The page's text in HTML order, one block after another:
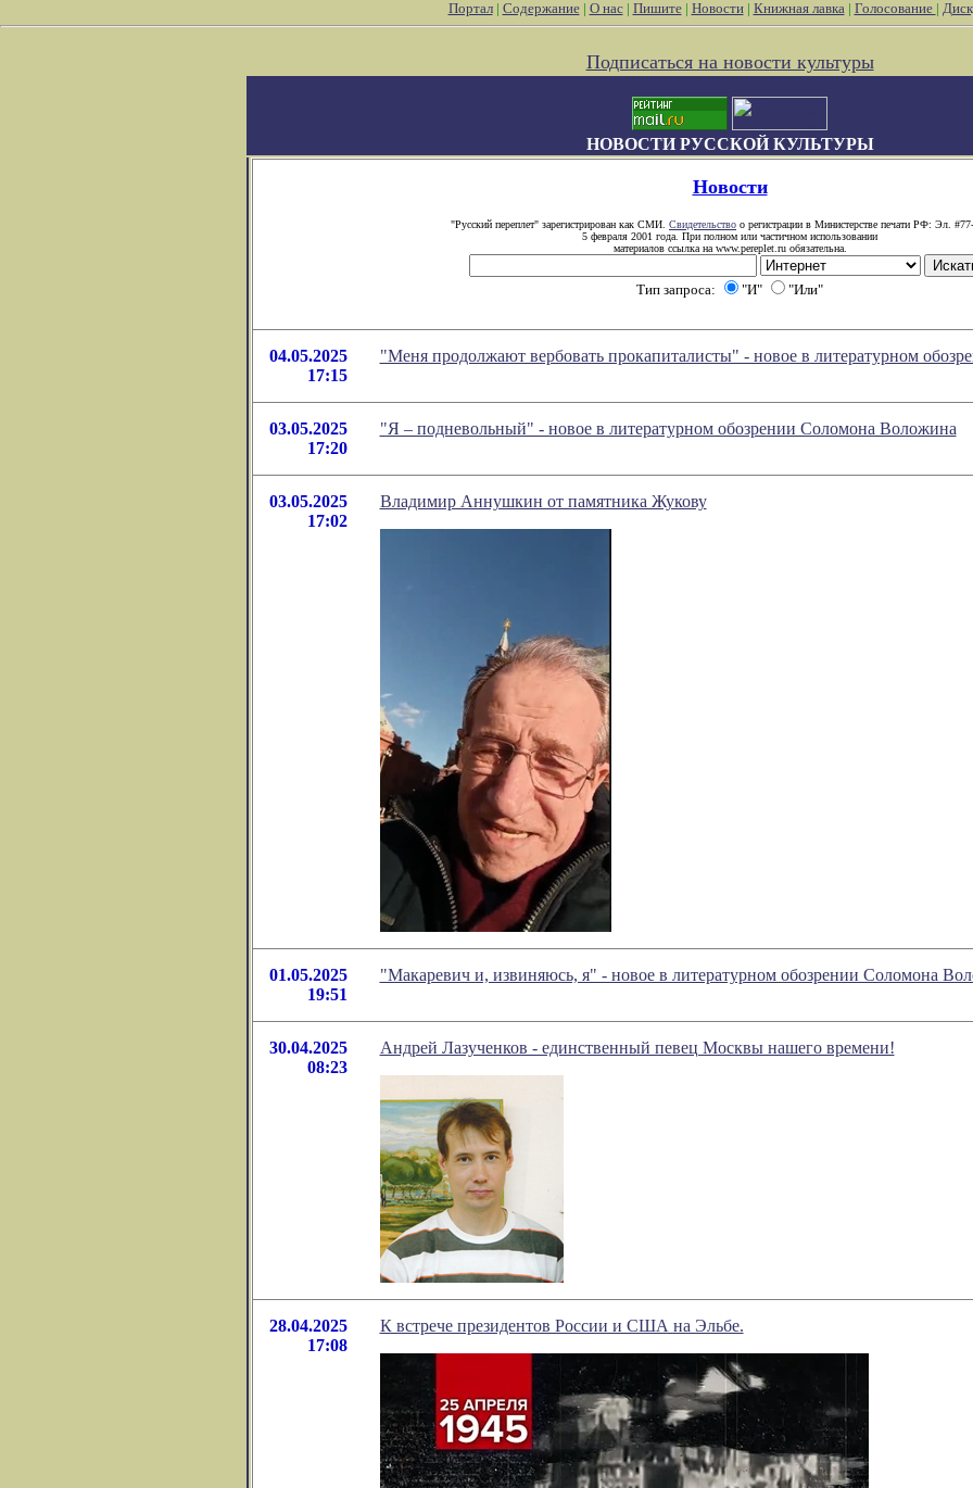
Портал| Содержание| О нас| Пишите| Новости| Книжная лавка| Голосование |
Подписаться на новости культуры
НОВОСТИ РУССКОЙ КУЛЬТУРЫ
Новости
"Русский переплет" зарегистрирован как СМИ. Свидетельство о регистрации в Министерстве печати РФ: Эл.
5 февраля 2001 года. При полном или частичном использовании
материалов ссылка на www.pereplet.ru обязательна.
Тип запроса: "И" "Или"
04.05.2025
17:15
"Меня продолжают вербовать прокапиталисты" - новое в литературном
03.05.2025
17:20
"Я – подневольный" - новое в литературном обозрении Соломона Воложина
03.05.2025
17:02
Владимир Аннушкин от памятника Жукову
01.05.2025
19:51
"Макаревич и, извиняюсь, я" - новое в литературном обозрении Соломона
30.04.2025
08:23
Андрей Лазученков - единственный певец Москвы нашего времени!
28.04.2025
17:08
К встрече президентов России и США на Эльбе.